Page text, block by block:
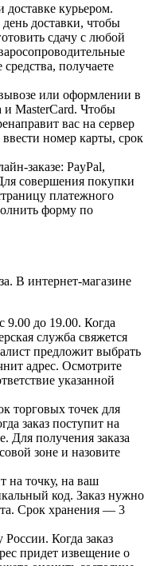
курьером.
доставки, чтобы
сдачу с любой
получаете
или оформлении в
и MasterCard. Чтобы
вас на сервер
номер карты, срок
заказе: PayPal,
совершения покупки
платежного
форму по
В интернет-магазине
9.00 до 19.00. Когда
служба свяжется
предложит выбрать
адрес. Осмотрите
указанной
торговых точек для
заказ поступит на
Для получения заказа
зоне и назовите
на точку, на ваш
код. Заказ нужно
Срок хранения — 3
России. Когда заказ
придет извещение о